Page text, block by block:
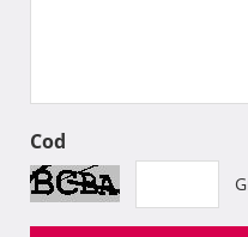
Cod